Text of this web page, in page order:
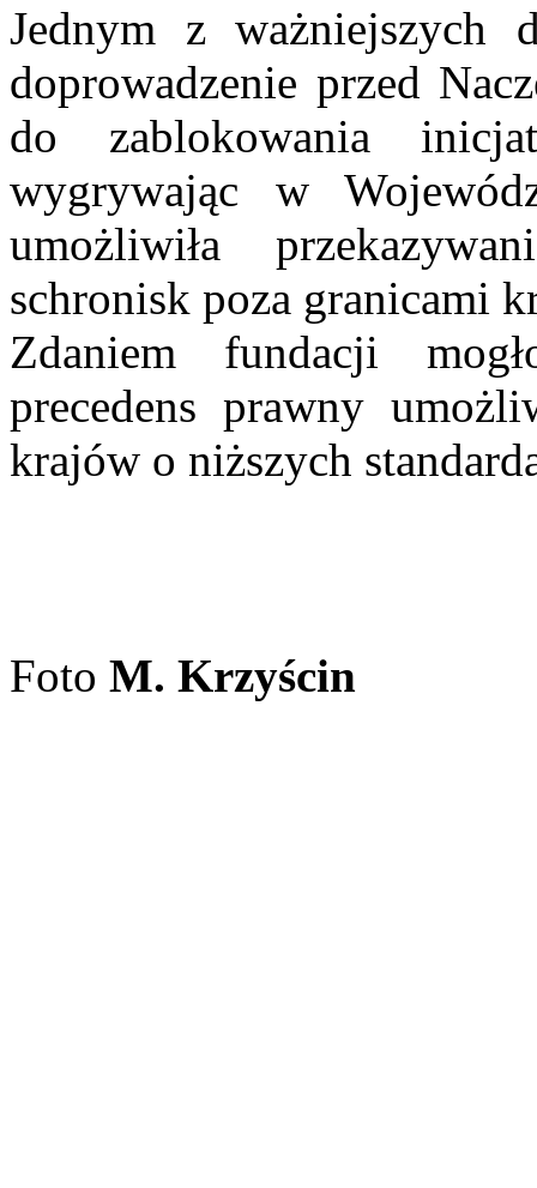
Jednym z ważniejszych
doprowadzenie przed
do zablokowania
wygrywając w
umożliwiła
schronisk poza granicami
Zdaniem fundacji
precedens prawny
krajów o niższych
Foto M. Krzyścin